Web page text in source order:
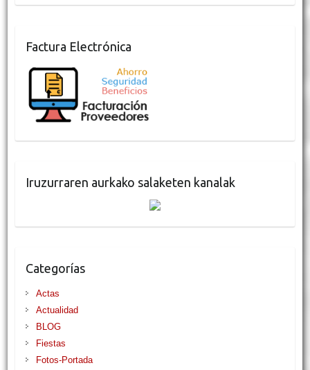
Factura Electrónica
Iruzurraren aurkako salaketen kanalak
Categorías
Actas
Actualidad
BLOG
Fiestas
Fotos-Portada